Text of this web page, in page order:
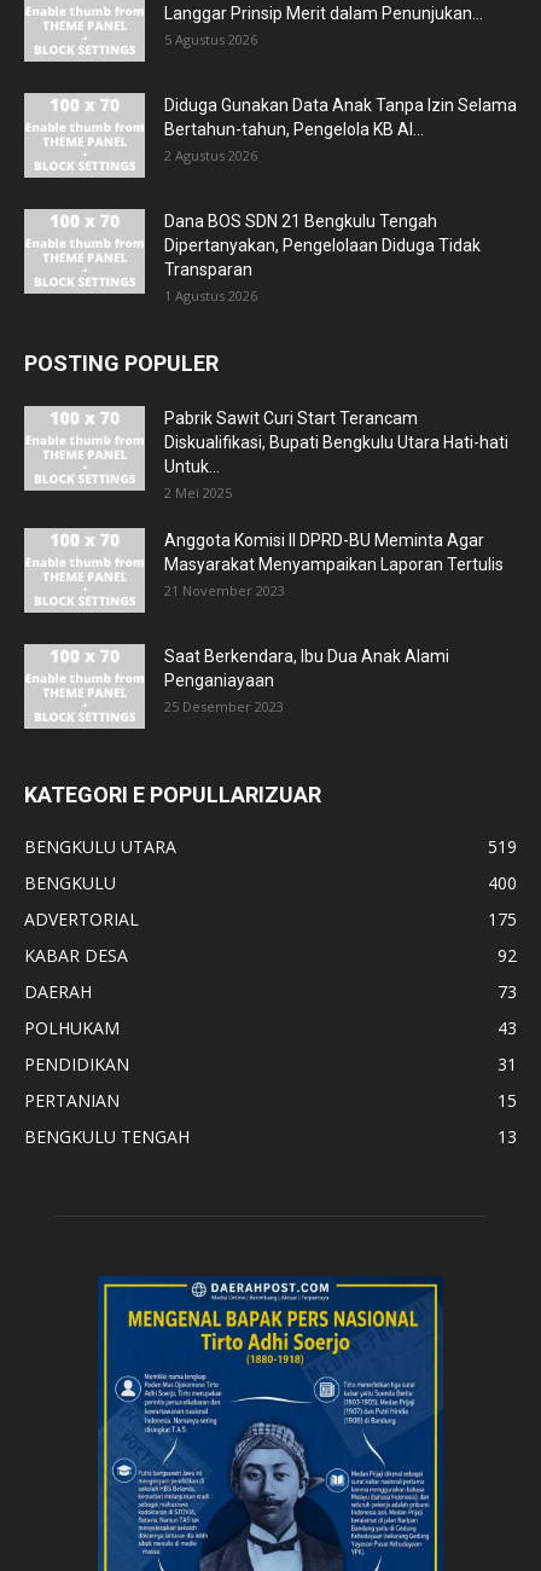
Langgar Prinsip Merit dalam Penunjukan...
5 Agustus 2026
Diduga Gunakan Data Anak Tanpa Izin Selama
Bertahun-tahun, Pengelola KB Al...
2 Agustus 2026
Dana BOS SDN 21 Bengkulu Tengah
Dipertanyakan, Pengelolaan Diduga Tidak
Transparan
1 Agustus 2026
POSTING POPULER
Pabrik Sawit Curi Start Terancam
Diskualifikasi, Bupati Bengkulu Utara Hati-hati
Untuk...
2 Mei 2025
Anggota Komisi II DPRD-BU Meminta Agar
Masyarakat Menyampaikan Laporan Tertulis
21 November 2023
Saat Berkendara, Ibu Dua Anak Alami
Penganiayaan
25 Desember 2023
KATEGORI E POPULLARIZUAR
BENGKULU UTARA
519
BENGKULU
400
ADVERTORIAL
175
KABAR DESA
92
DAERAH
73
POLHUKAM
43
PENDIDIKAN
31
PERTANIAN
15
BENGKULU TENGAH
13